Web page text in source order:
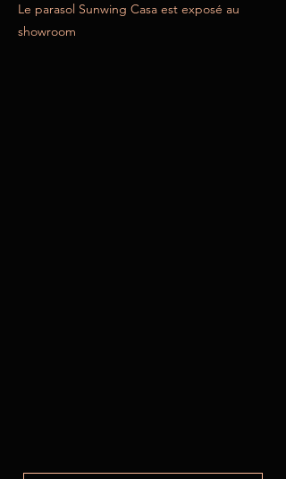
Le parasol Sunwing Casa est exposé au
showroom